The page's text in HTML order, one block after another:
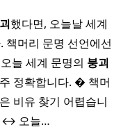
했다면, 오늘날 세계
책머리 문명 선언에선
늘 세계 문명의 붕괴
정확합니다. � 책머
비유 찾기 어렵습니
↔ 오늘…